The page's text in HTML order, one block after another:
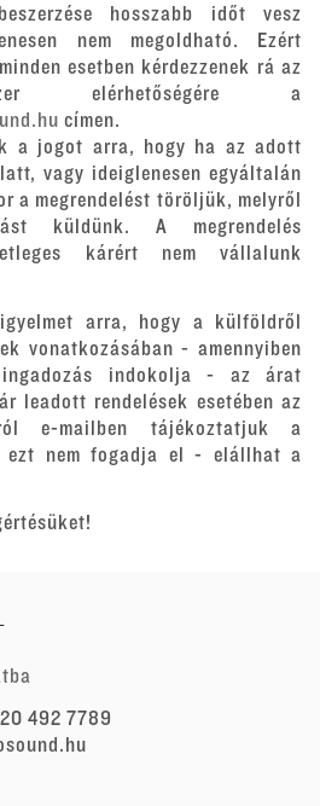
hosszabb időt vesz
nem megoldható. Ezért
esetben kérdezzenek rá az
elérhetőségére a
címen.
a jogot arra, hogy ha az adott
vagy ideiglenesen egyáltalán
a megrendelést töröljük, melyről
küldünk. A megrendelés
kárért nem vállalunk
arra, hogy a külföldről
vonatkozásában - amennyiben
ingadozás indokolja - az árat
leadott rendelések esetében az
e-mailben tájékoztatjuk a
ezt nem fogadja el - elállhat a
492 7789